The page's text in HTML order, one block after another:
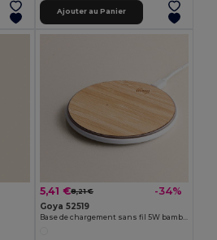
Ajouter au Panier
5,41 €8,21 € -34%
Goya 52519